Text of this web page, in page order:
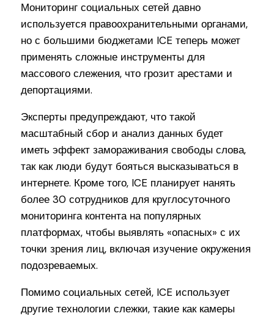
Мониторинг социальных сетей давно
используется правоохранительными органами,
но с большими бюджетами ICE теперь может
применять сложные инструменты для
массового слежения, что грозит арестами и
депортациями.
Эксперты предупреждают, что такой
масштабный сбор и анализ данных будет
иметь эффект замораживания свободы слова,
так как люди будут бояться высказываться в
интернете. Кроме того, ICE планирует нанять
более 30 сотрудников для круглосуточного
мониторинга контента на популярных
платформах, чтобы выявлять «опасных» с их
точки зрения лиц, включая изучение окружения
подозреваемых.
Помимо социальных сетей, ICE использует
другие технологии слежки, такие как камеры